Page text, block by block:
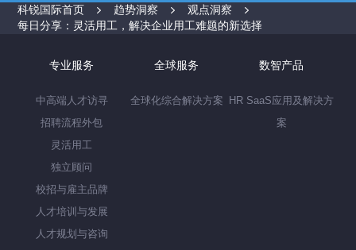
科锐国际首页 趋势洞察
观点洞察
每日分享：灵活用工，解决企业用工难题的新选择
专业服务
中高端人才访寻
招聘流程外包
灵活用工
独立顾问
校招与雇主品牌
人才培训与发展
人才规划与咨询
全球服务
全球化综合解决方案
数智产品
HR SaaS应用及解决方
案